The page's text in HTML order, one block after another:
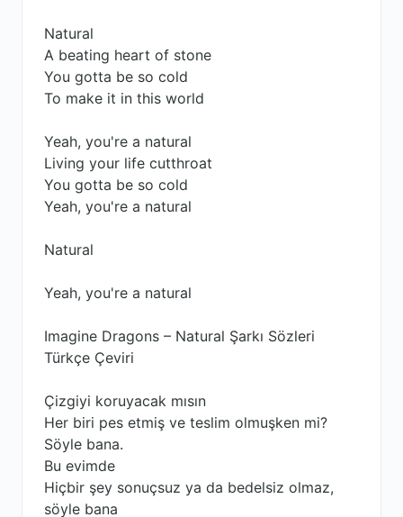
Natural
A beating heart of stone
You gotta be so cold
To make it in this world
Yeah, you're a natural
Living your life cutthroat
You gotta be so cold
Yeah, you're a natural
Natural
Yeah, you're a natural
Imagine Dragons – Natural Şarkı Sözleri
Türkçe Çeviri
Çizgiyi koruyacak mısın
Her biri pes etmiş ve teslim olmuşken mi?
Söyle bana.
Bu evimde
Hiçbir şey sonuçsuz ya da bedelsiz olmaz,
söyle bana